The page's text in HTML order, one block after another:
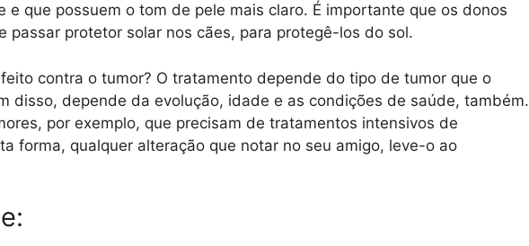
e que possuem o tom de pele mais claro. É importante que os donos
passar protetor solar nos cães, para protegê-los do sol.
contra o tumor? O tratamento depende do tipo de tumor que o
disso, depende da evolução, idade e as condições de saúde, também.
por exemplo, que precisam de tratamentos intensivos de
forma, qualquer alteração que notar no seu amigo, leve-o ao